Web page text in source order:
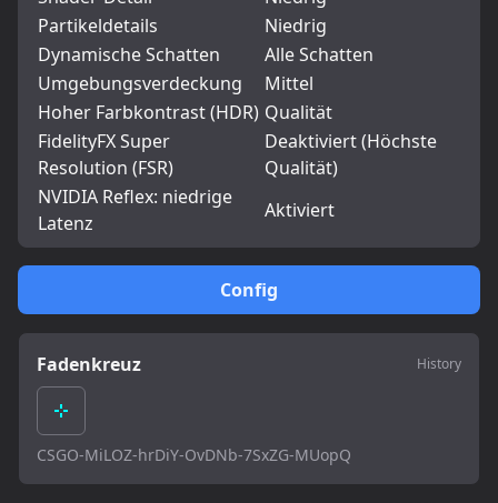
Config
Fadenkreuz History
CSGO-MiLOZ-hrDiY-OvDNb-7SxZG-MUopQ
Partikeldetails
Niedrig
Dynamische Schatten
Alle Schatten
Umgebungsverdeckung
Mittel
Hoher Farbkontrast (HDR) Qualität
FidelityFX Super
Resolution (FSR)
Deaktiviert (Höchste
Qualität)
NVIDIA Reflex: niedrige
Latenz
Aktiviert